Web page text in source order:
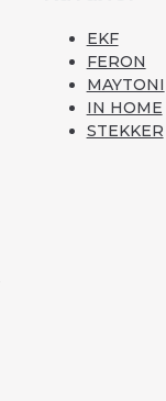
EKF
FERON
MAYTONI
IN HOME
STEKKER